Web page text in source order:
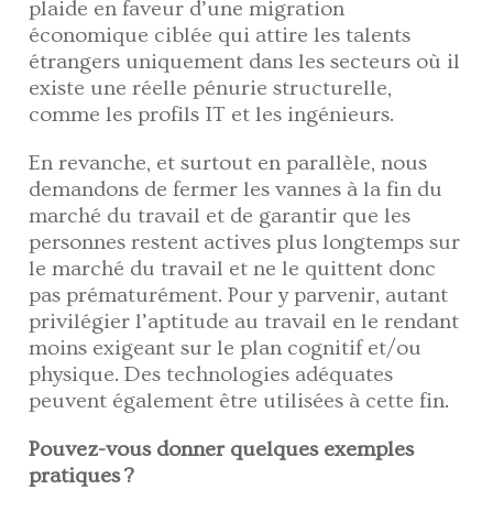
plaide en faveur d’une migration
économique ciblée qui attire les talents
étrangers uniquement dans les secteurs où il
existe une réelle pénurie structurelle,
comme les profils IT et les ingénieurs.
En revanche, et surtout en parallèle, nous
demandons de fermer les vannes à la fin du
marché du travail et de garantir que les
personnes restent actives plus longtemps sur
le marché du travail et ne le quittent donc
pas prématurément. Pour y parvenir, autant
privilégier l’aptitude au travail en le rendant
moins exigeant sur le plan cognitif et/ou
physique. Des technologies adéquates
peuvent également être utilisées à cette fin.
Pouvez-vous donner quelques exemples
pratiques ?